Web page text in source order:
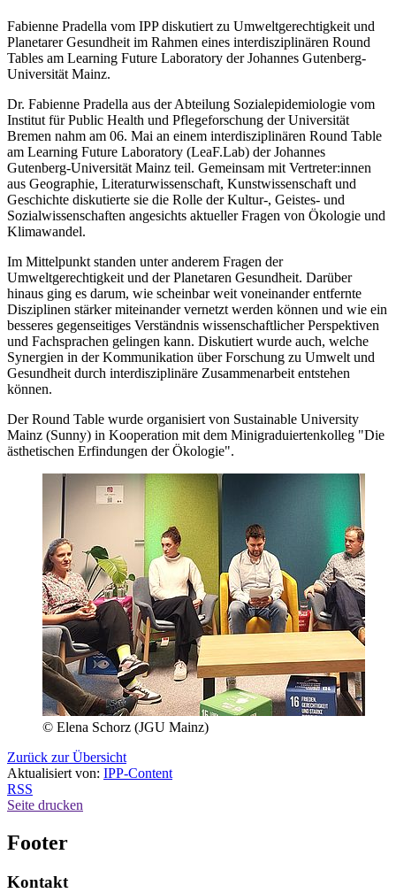
Fabienne Pradella vom IPP diskutiert zu Umweltgerechtigkeit und
Planetarer Gesundheit im Rahmen eines interdisziplinären Round
Tables am Learning Future Laboratory der Johannes Gutenberg-
Universität Mainz.
Dr. Fabienne Pradella aus der Abteilung Sozialepidemiologie vom
Institut für Public Health und Pflegeforschung der Universität
Bremen nahm am 06. Mai an einem interdisziplinären Round Table
am Learning Future Laboratory (LeaF.Lab) der Johannes
Gutenberg-Universität Mainz teil. Gemeinsam mit Vertreter:innen
aus Geographie, Literaturwissenschaft, Kunstwissenschaft und
Geschichte diskutierte sie die Rolle der Kultur-, Geistes- und
Sozialwissenschaften angesichts aktueller Fragen von Ökologie und
Klimawandel.
Im Mittelpunkt standen unter anderem Fragen der
Umweltgerechtigkeit und der Planetaren Gesundheit. Darüber
hinaus ging es darum, wie scheinbar weit voneinander entfernte
Disziplinen stärker miteinander vernetzt werden können und wie ein
besseres gegenseitiges Verständnis wissenschaftlicher Perspektiven
und Fachsprachen gelingen kann. Diskutiert wurde auch, welche
Synergien in der Kommunikation über Forschung zu Umwelt und
Gesundheit durch interdisziplinäre Zusammenarbeit entstehen
können.
Der Round Table wurde organisiert von Sustainable University
Mainz (Sunny) in Kooperation mit dem Minigraduiertenkolleg "Die
ästhetischen Erfindungen der Ökologie".
© Elena Schorz (JGU Mainz)
Zurück zur Übersicht
Aktualisiert von: IPP-Content
RSS
Seite drucken
Footer
Kontakt